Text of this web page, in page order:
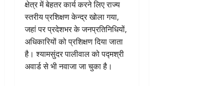
क्षेत्र में बेहतर कार्य करने लिए राज्य
स्तरीय प्रशिक्षण केन्द्र खोला गया,
जहां पर प्रदेशभर के जनप्रतिनिधियों,
अधिकारियों को प्रशिक्षण दिया जाता
है। श्यामसुंदर पालीवाल को पद्मश्री
अवार्ड से भी नवाजा जा चुका है।